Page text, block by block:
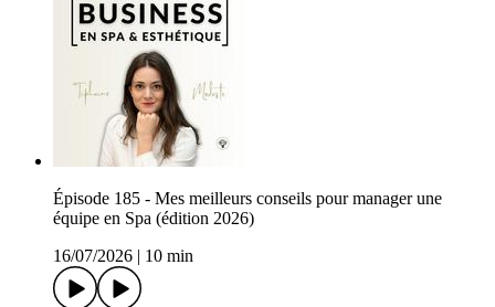
Épisode 185 - Mes meilleurs conseils pour manager une
équipe en Spa (édition 2026)
16/07/2026
10 min